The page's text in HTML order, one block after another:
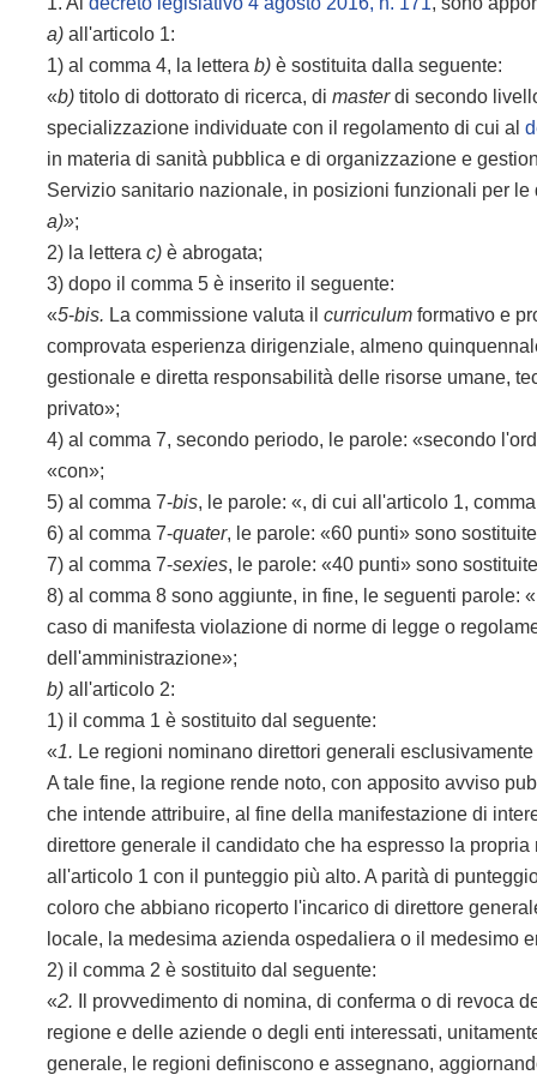
a) all'articolo 1:
1) al comma 4, la letterab) è sostituita dalla seguente:
«b) titolo di dottorato di ricerca, dimasterdi secondo
specializzazione individuate con il regolamento di cui al
in materia di sanità pubblica e di organizzazione e
Servizio sanitario nazionale, in posizioni funzionali per
a)»;
2) la letterac) è abrogata;
3) dopo il comma 5 è inserito il seguente:
«5-bis. La commissione valuta ilcurriculum formativo e
comprovata esperienza dirigenziale, almeno
gestionale e diretta responsabilità delle risorse umane,
privato»;
4) al comma 7, secondo periodo, le parole: «secondo
«con»;
5) al comma 7-bis, le parole: «, di cui all'articolo 1,
6) al comma 7-quater, le parole: «60 punti» sono
7) al comma 7-sexies, le parole: «40 punti» sono
8) al comma 8 sono aggiunte, in fine, le seguenti parole:
caso di manifesta violazione di norme di legge o
dell'amministrazione»;
b) all'articolo 2:
1) il comma 1 è sostituito dal seguente:
«1. Le regioni nominano direttori generali
A tale fine, la regione rende noto, con apposito avviso
che intende attribuire, al fine della manifestazione di
direttore generale il candidato che ha espresso la
all'articolo 1 con il punteggio più alto. A parità di
coloro che abbiano ricoperto l'incarico di direttore
locale, la medesima azienda ospedaliera o il medesimo
2) il comma 2 è sostituito dal seguente:
«2. Il provvedimento di nomina, di conferma o di revoca
regione e delle aziende o degli enti interessati,
generale, le regioni definiscono e assegnano,